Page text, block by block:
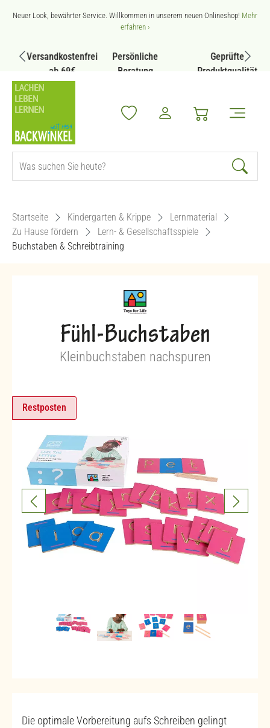
Zum Hauptinhalt springen
Neuer Look, bewährter Service. Willkommen in unserem neuen Onlineshop! Mehr
erfahren ›
Versandkostenfrei
ab 69€
Persönliche
Beratung
Geprüfte
Produktqualität
Startseite Kindergarten & Krippe
Lernmaterial
Zu Hause fördern
Lern- & Gesellschaftsspiele
Buchstaben & Schreibtraining
Fühl-Buchstaben
Kleinbuchstaben nachspuren
Restposten
Die optimale Vorbereitung aufs Schreiben gelingt